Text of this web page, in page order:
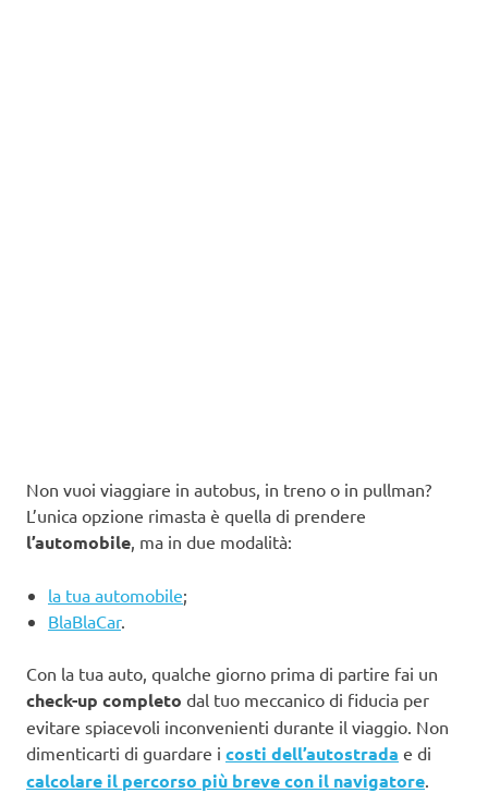
Non vuoi viaggiare in autobus, in treno o in pullman?
L’unica opzione rimasta è quella di prendere
l’automobile , ma in due modalità:
la tua automobile;
BlaBlaCar.
Con la tua auto, qualche giorno prima di partire fai un
check-up completo dal tuo meccanico di fiducia per
evitare spiacevoli inconvenienti durante il viaggio. Non
dimenticarti di guardare i costi dell’autostrada e di
calcolare il percorso più breve con il navigatore